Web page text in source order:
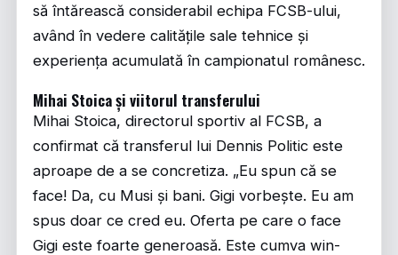
să întărească considerabil echipa FCSB-ului,
având în vedere calitățile sale tehnice și
experiența acumulată în campionatul românesc.
Mihai Stoica și viitorul transferului
Mihai Stoica, directorul sportiv al FCSB, a
confirmat că transferul lui Dennis Politic este
aproape de a se concretiza. „Eu spun că se
face! Da, cu Musi și bani. Gigi vorbește. Eu am
spus doar ce cred eu. Oferta pe care o face
Gigi este foarte generoasă. Este cumva win-